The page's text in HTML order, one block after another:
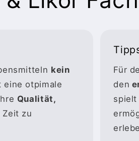
kein
eine otpimale
Qualität,
zu
Für
den
spielt